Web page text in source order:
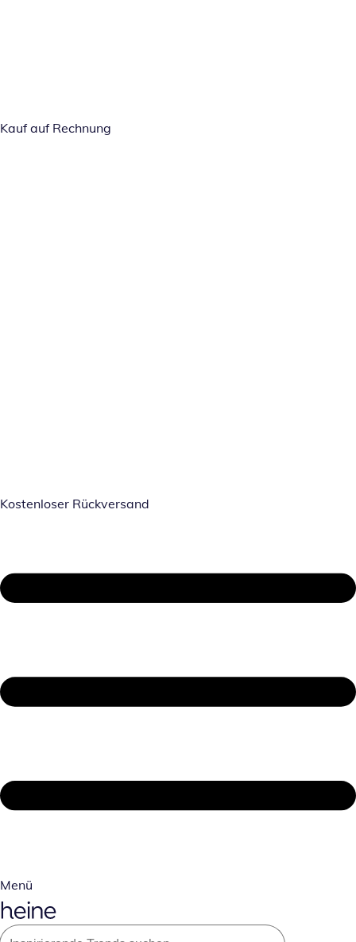
Kauf auf Rechnung
Kostenloser Rückversand
Menü